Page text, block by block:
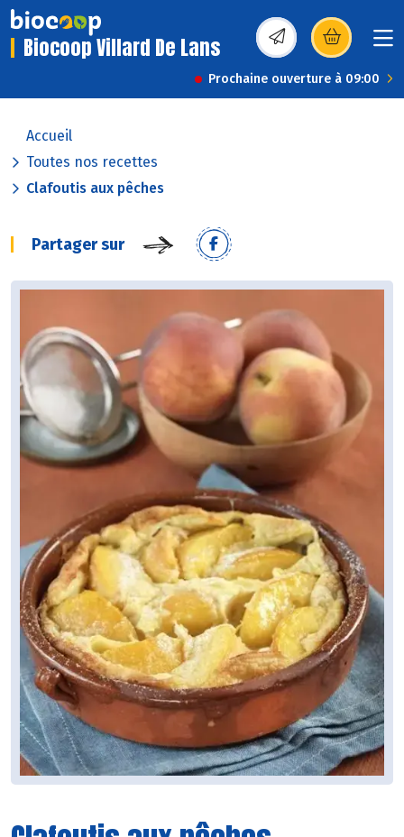
Biocoop Villard De Lans (s’ouvre dans une
Prochaine ouverture à 09:00
Accueil
Toutes nos recettes
Clafoutis aux pêches
Partager sur